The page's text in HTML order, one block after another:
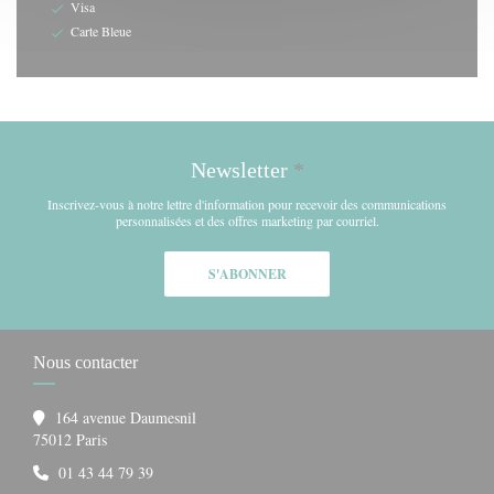
Visa
Carte Bleue
Newsletter *
Inscrivez-vous à notre lettre d'information pour recevoir des communications
personnalisées et des offres marketing par courriel.
S'ABONNER
Nous contacter
164 avenue Daumesnil
75012 Paris((ouvre une nouvelle fenêtre))
01 43 44 79 39